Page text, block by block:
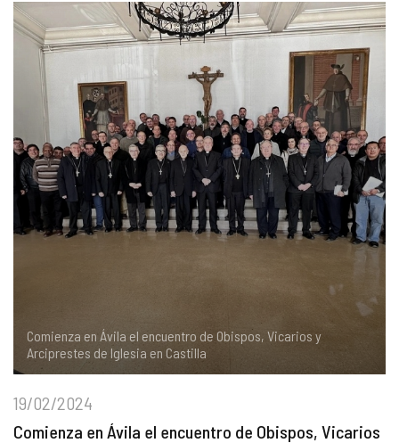
Comienza en Ávila el encuentro de Obispos, Vicarios y
Arciprestes de Iglesia en Castilla
19/02/2024
Comienza en Ávila el encuentro de Obispos, Vicarios
COMPLIANCE
DOCTRINA DE LA IGLESIA
PORTAL DE TRANSPARENCIA
RENDICIÓN CUENTAS ENTIDADES RELIGIOSAS
PREGUNTAS FRECUENTES
PASTORAL SAMARITANA
CENTROS SOCIALES
APOSTOLADO SEGLAR
VIDA CONSAGRADA
IMÁGENES
VÍDEOS
AUDIOS